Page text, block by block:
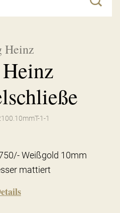
Heinz
1-1
Weißgold 10mm
mattiert